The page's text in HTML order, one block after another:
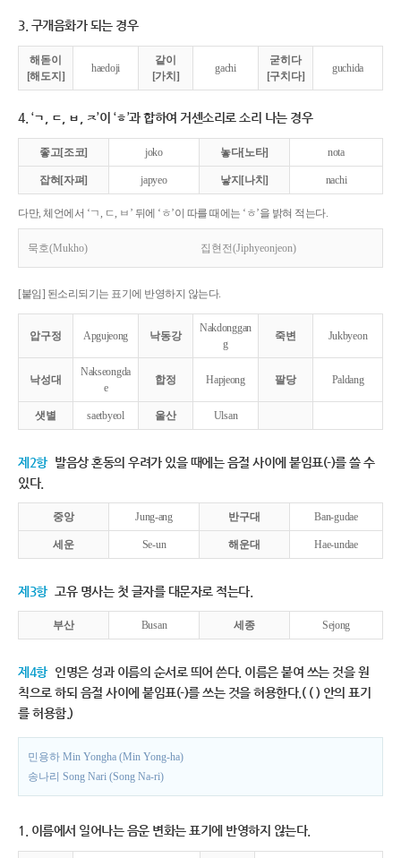
3. 구개음화가 되는 경우
해돋이
[해도지]
haedoji
같이
[가치]
gachi
굳히다
[구치다]
guchida
4. ‘ㄱ, ㄷ, ㅂ, ㅈ’이 ‘ㅎ’과 합하여 거센소리로 소리 나는 경우
좋고[조코] joko 놓다[노타] nota
잡혀[자펴] japyeo 낳지[나치] nachi
다만, 체언에서 ‘ㄱ, ㄷ, ㅂ’ 뒤에 ‘ㅎ’이 따를 때에는 ‘ㅎ’을 밝혀 적는다.
묵호(Mukho) 집현전(Jiphyeonjeon)
[붙임] 된소리되기는 표기에 반영하지 않는다.
압구정 Apgujeong 낙동강
Nakdonggan
g
죽변 Jukbyeon
낙성대
Nakseongda
e
합정 Hapjeong 팔당 Paldang
샛별 saetbyeol 울산 Ulsan
제2항 발음상 혼동의 우려가 있을 때에는 음절 사이에 붙임표(-)를 쓸 수
있다.
중앙 Jung-ang 반구대 Ban-gudae
세운 Se-un 해운대 Hae-undae
제3항 고유 명사는 첫 글자를 대문자로 적는다.
부산 Busan 세종 Sejong
제4항 인명은 성과 이름의 순서로 띄어 쓴다. 이름은 붙여 쓰는 것을 원
칙으로 하되 음절 사이에 붙임표(-)를 쓰는 것을 허용한다.( ( ) 안의 표기
를 허용함.)
민용하 Min Yongha (Min Yong-ha)
송나리 Song Nari (Song Na-ri)
1. 이름에서 일어나는 음운 변화는 표기에 반영하지 않는다.